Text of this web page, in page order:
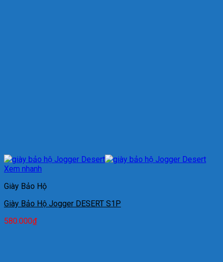
Xem nhanh
Giày Bảo Hộ
Giày Bảo Hộ Jogger DESERT S1P
580.000₫